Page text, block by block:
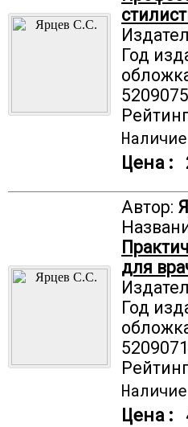
Год
Цена:
Автор:
для
Год
Цена: